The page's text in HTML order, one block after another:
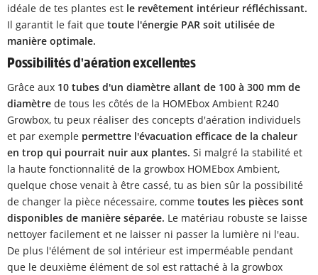
idéale de tes plantes est le revêtement intérieur réfléchissant.
Il garantit le fait que toute l'énergie PAR soit utilisée de
manière optimale.
Possibilités d'aération excellentes
Grâce aux 10 tubes d'un diamètre allant de 100 à 300 mm de
diamètre de tous les côtés de la HOMEbox Ambient R240
Growbox, tu peux réaliser des concepts d'aération individuels
et par exemple permettre l'évacuation efficace de la chaleur
en trop qui pourrait nuir aux plantes. Si malgré la stabilité et
la haute fonctionnalité de la growbox HOMEbox Ambient,
quelque chose venait à être cassé, tu as bien sûr la possibilité
de changer la pièce nécessaire, comme toutes les pièces sont
disponibles de manière séparée. Le matériau robuste se laisse
nettoyer facilement et ne laisser ni passer la lumière ni l'eau.
De plus l'élément de sol intérieur est imperméable pendant
que le deuxième élément de sol est rattaché à la growbox